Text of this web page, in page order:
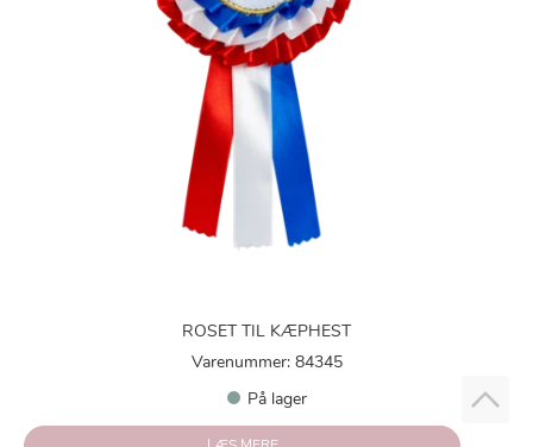
ROSET TIL KÆPHEST
Varenummer: 84345
På lager